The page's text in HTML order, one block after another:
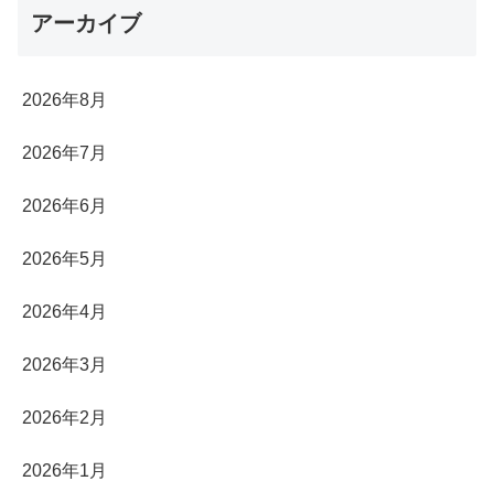
アーカイブ
2026年8月
2026年7月
2026年6月
2026年5月
2026年4月
2026年3月
2026年2月
2026年1月